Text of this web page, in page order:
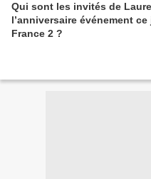
Qui sont les invités de
l’anniversaire événement
France 2 ?